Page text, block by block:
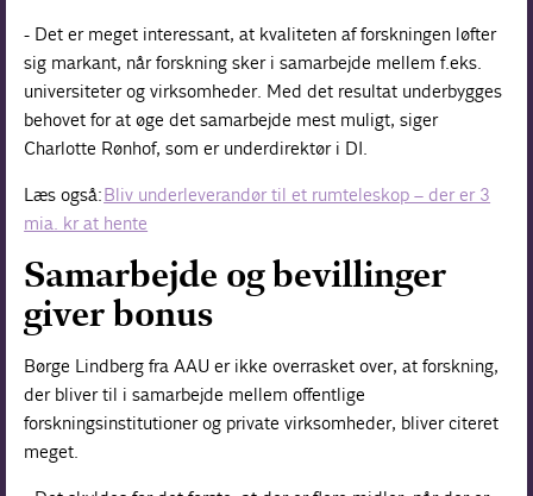
- Det er meget interessant, at kvaliteten af forskningen løfter
sig markant, når forskning sker i samarbejde mellem f.eks.
universiteter og virksomheder. Med det resultat underbygges
behovet for at øge det samarbejde mest muligt, siger
Charlotte Rønhof, som er underdirektør i DI.
Læs også:Bliv underleverandør til et rumteleskop – der er 3
mia. kr at hente
Samarbejde og bevillinger
giver bonus
Børge Lindberg fra AAU er ikke overrasket over, at forskning,
der bliver til i samarbejde mellem offentlige
forskningsinstitutioner og private virksomheder, bliver citeret
meget.